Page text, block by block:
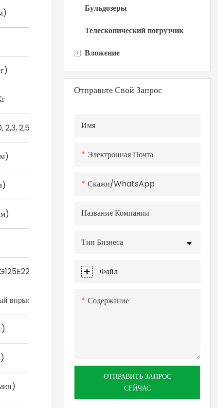
2,3, 2,5 (м3)
впрыск
Бульдозеры
Телескопический погрузчик
+ Вложение
Навесное оборудование для
мини-погрузчиков
Отправьте Свой Запрос
Имя
Электронная Почта
Скажи/WhatsApp
Название Компании
Тип Бизнеса
Файл
Содержание
ОТПРАВИТЬ ЗАПРОС
СЕЙЧАС